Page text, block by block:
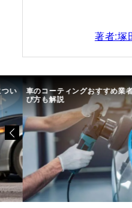
著者:塚
い 車のコーティングおすすめ業
び方も解説